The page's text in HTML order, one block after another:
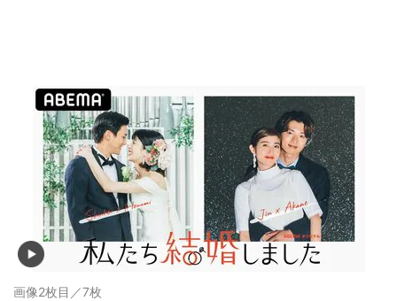
画像2枚目／7枚